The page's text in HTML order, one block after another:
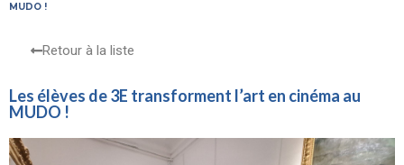
MUDO !
Retour à la liste
Les élèves de 3E transforment l’art en cinéma au
MUDO !